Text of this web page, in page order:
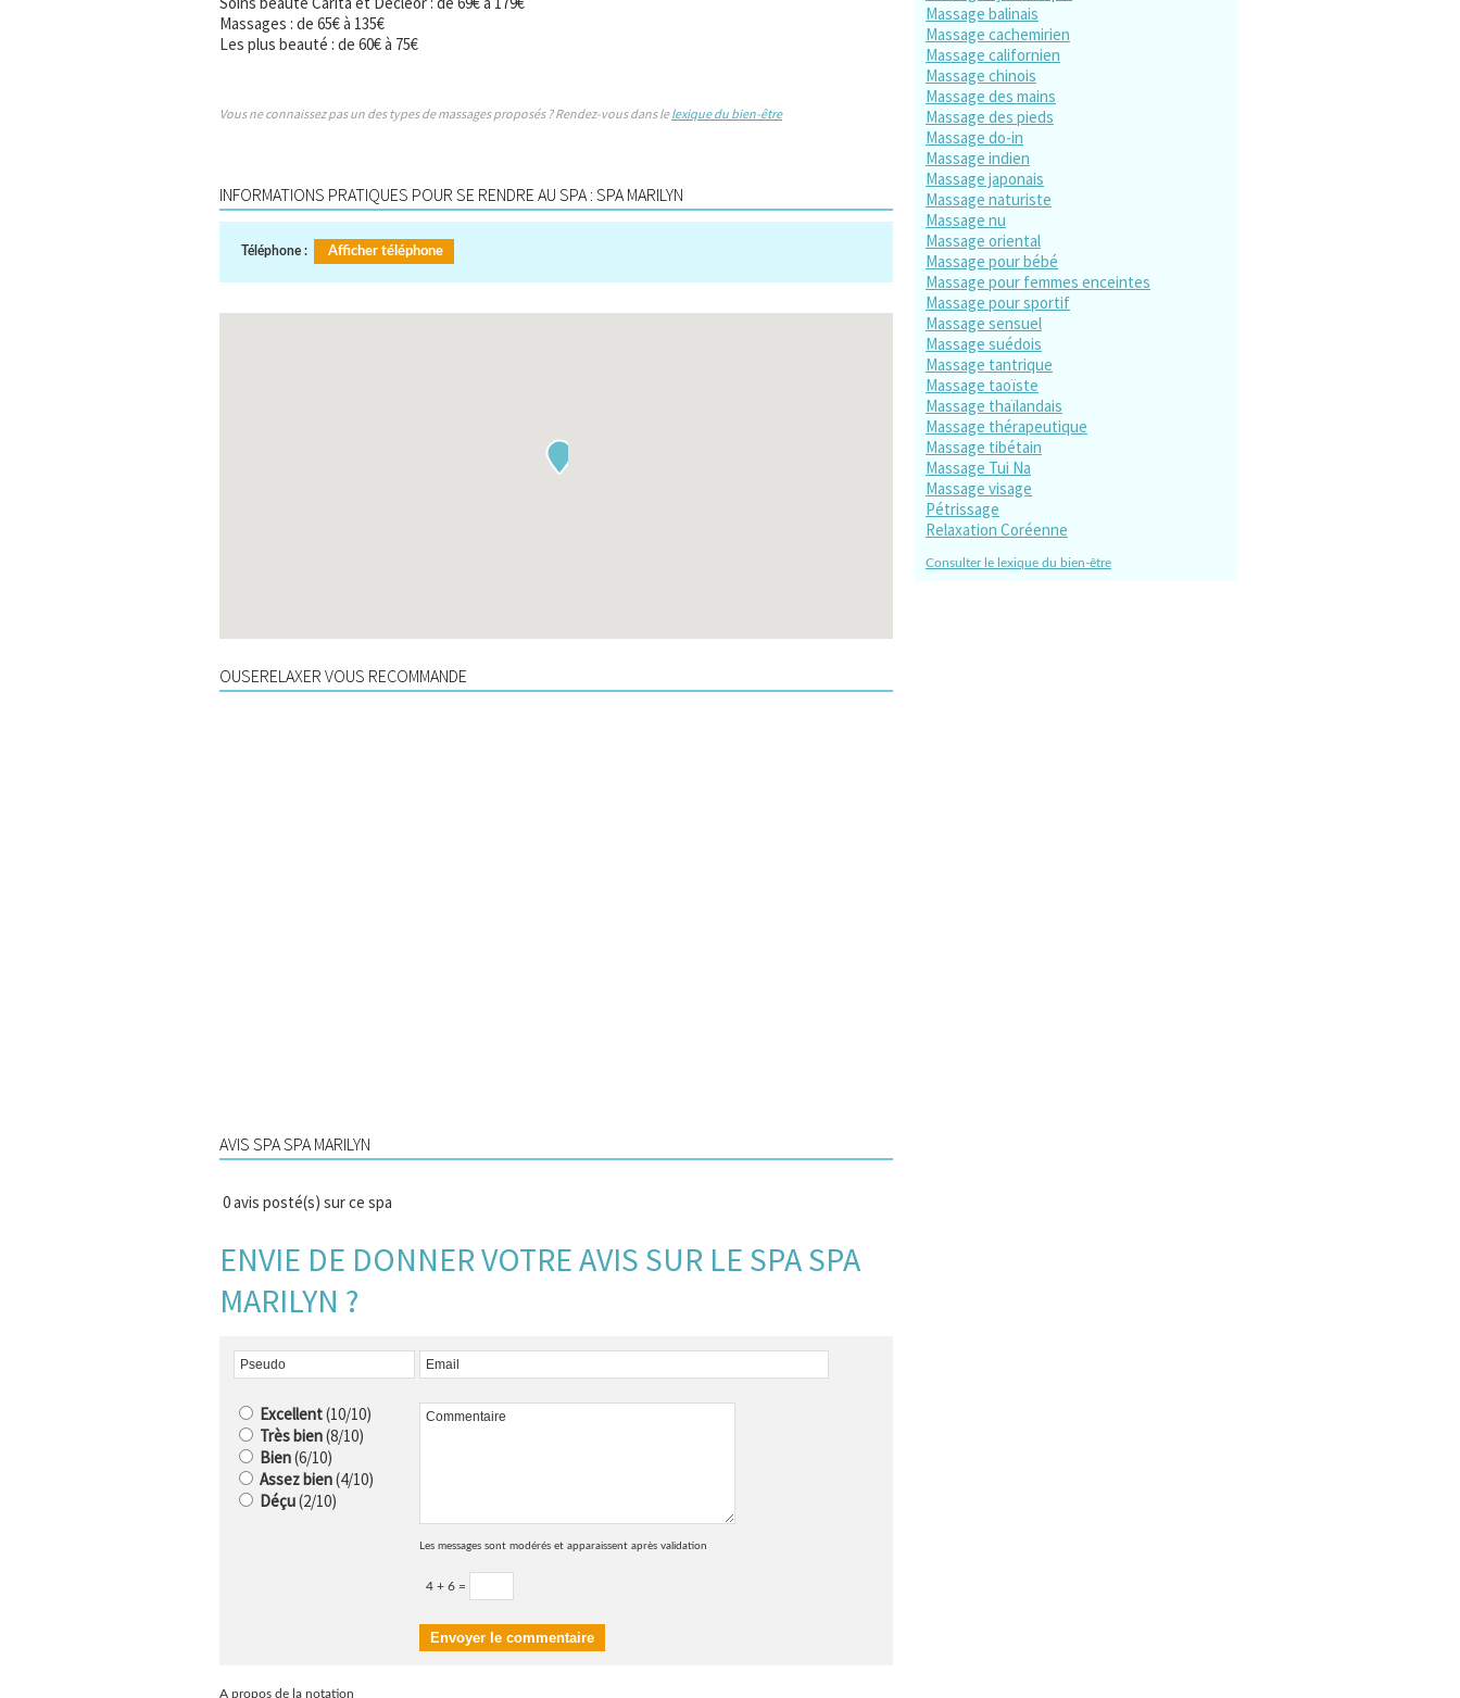
Massages : de 65€ à 135€
Les plus beauté : de 60€ à 75€
Vous ne connaissez pas un des types de massages proposés ? Rendez-vous dans lelexique du bien-être
INFORMATIONS PRATIQUES POUR SE RENDRE AU SPA : SPA MARILYN
Téléphone : Afficher téléphone
OUSERELAXER VOUS RECOMMANDE
AVIS SPA SPA MARILYN
0avis posté(s) sur ce spa
ENVIE DE DONNER VOTRE AVIS SUR LE SPA SPA
MARILYN ?
Excellent(10/10)
Très bien(8/10)
Bien(6/10)
Assez bien(4/10)
Déçu(2/10)
Les messages sont modérés et apparaissent après validation
4 + 6 =
A propos de la notation
Massage balinais
Massage cachemirien
Massage californien
Massage chinois
Massage des mains
Massage des pieds
Massage do-in
Massage indien
Massage japonais
Massage naturiste
Massage nu
Massage oriental
Massage pour bébé
Massage pour femmes enceintes
Massage pour sportif
Massage sensuel
Massage suédois
Massage tantrique
Massage taoïste
Massage thaïlandais
Massage thérapeutique
Massage tibétain
Massage Tui Na
Massage visage
Pétrissage
Relaxation Coréenne
Consulter le lexique du bien-être